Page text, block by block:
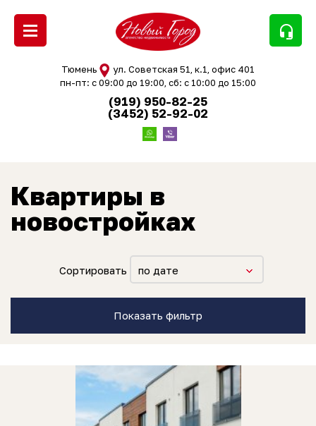
headset_mic
Тюмень
ул. Советская 51, к.1, офис 401
пн-пт: с 09:00 до 19:00, сб: с 10:00 до 15:00
(919) 950-82-25
(3452) 52-92-02
Квартиры в
новостройках
Сортировать по дате
Показать фильтр